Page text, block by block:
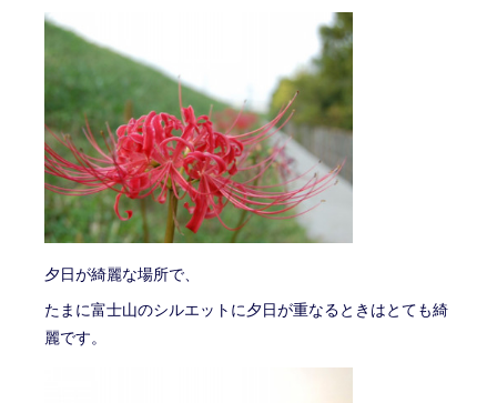
夕日が綺麗な場所で、
たまに富士山のシルエットに夕日が重なるときはとても綺
麗です。